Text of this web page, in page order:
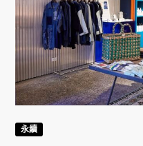
永續